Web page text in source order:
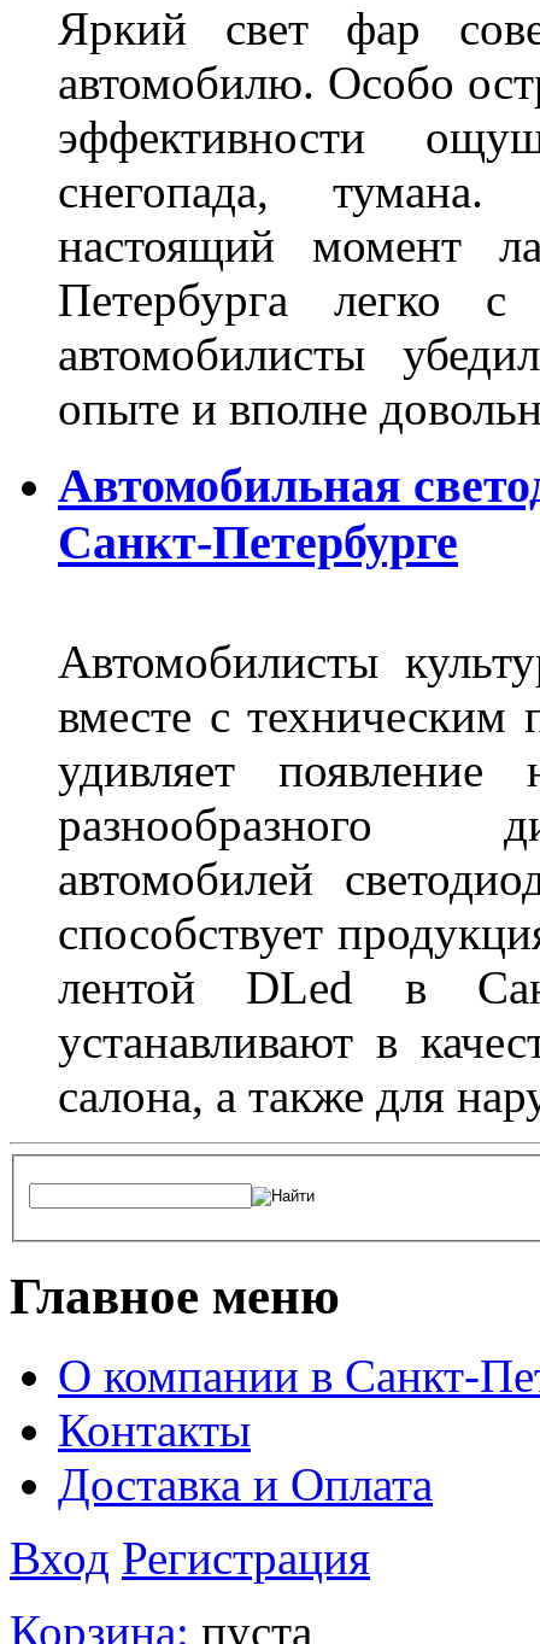
Яркий свет фар
автомобилю. Особо
эффективности
снегопада,
настоящий момент
Петербурга легко
автомобилисты
опыте и вполне
Автомобильная
Санкт-Петербурге
Автомобилисты
вместе с техническим
удивляет
разнообразного
автомобилей
способствует
лентой DLed в
устанавливают в
салона, а также для
Главное меню
О компании в Санкт-
Контакты
Доставка и Оплата
Вход Регистрация
Корзина: пуста